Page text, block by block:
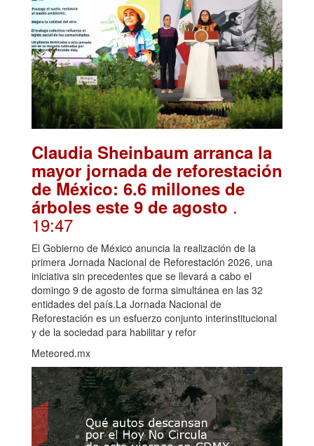
Claudia Sheinbaum arranca la
mayor jornada de reforestación
de México: 6.6 millones de
árboles este 9 de agosto .
19:47
El Gobierno de México anuncia la realización de la
primera Jornada Nacional de Reforestación 2026, una
iniciativa sin precedentes que se llevará a cabo el
domingo 9 de agosto de forma simultánea en las 32
entidades del país.La Jornada Nacional de
Reforestación es un esfuerzo conjunto interinstitucional
y de la sociedad para habilitar y refor
Meteored.mx